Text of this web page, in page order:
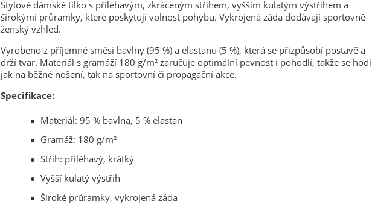
Stylové dámské tílko s přiléhavým, zkráceným střihem, vyšším kulatým výstřihem a
širokými průramky, které poskytují volnost pohybu. Vykrojená záda dodávají sportovně-
ženský vzhled.
Vyrobeno z příjemné směsi bavlny (95 %) a elastanu (5 %), která se přizpůsobí postavě a
drží tvar. Materiál s gramáží 180 g/m² zaručuje optimální pevnost i pohodlí, takže se hodí
jak na běžné nošení, tak na sportovní či propagační akce.
Specifikace:
Materiál: 95 % bavlna, 5 % elastan
Gramáž: 180 g/m²
Střih: přiléhavý, krátký
Vyšší kulatý výstřih
Široké průramky, vykrojená záda